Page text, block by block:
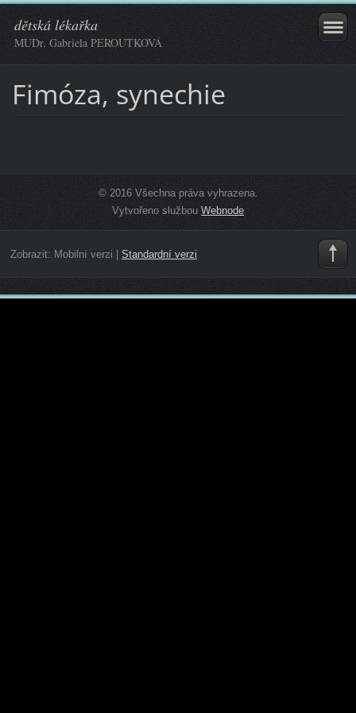
dětská lékařka
MUDr. Gabriela PEROUTKOVÁ
Fimóza, synechie
© 2016 Všechna práva vyhrazena.
Vytvořeno službou Webnode
Zobrazit: Mobilní verzi Standardní verzi